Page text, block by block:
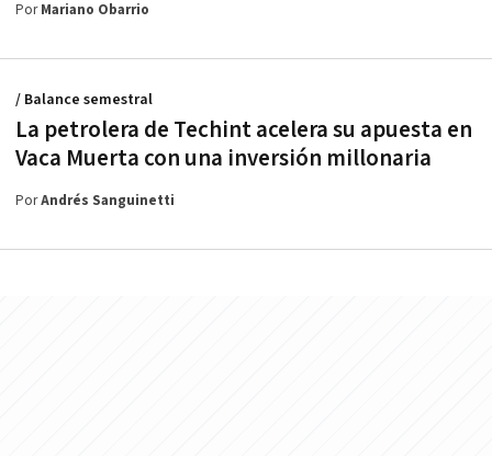
PorMariano Obarrio
La petrolera de Techint acelera su apuesta en
Vaca Muerta con una inversión millonaria
/ Balance semestral
PorAndrés Sanguinetti